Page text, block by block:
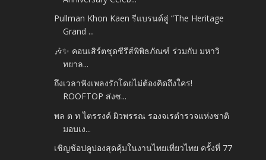
Pullman Khon Kaen รีแบรนด์สู่ “The Heritage
Grand ...
🎶✨ คอนเสิร์ตชุดซีรีส์พิพิธภัณฑ์ ร่วมกับ มหาวิ
ทยาล...
ถึงเวลาฟังเพลงรักโดยไม่ต้องคิดถึงใคร!
ROOFTOP ส่งซ...
พล ต ท ไตรรงค์ ผิวพรรณ รองจเรตำรวจแห่งชาติ
มอบเง...
เชิญช้อปคูปองสุดคุ้มในงานไทยเที่ยวไทย ครั้งที่ 77